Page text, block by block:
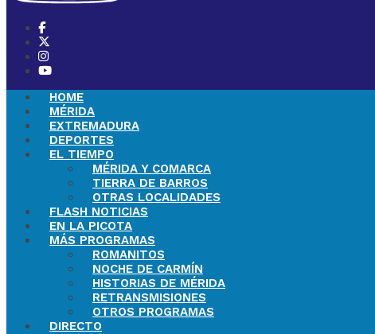
HOME
MÉRIDA
EXTREMADURA
DEPORTES
EL TIEMPO
MÉRIDA Y COMARCA
TIERRA DE BARROS
OTRAS LOCALIDADES
FLASH NOTICIAS
EN LA PICOTA
MÁS PROGRAMAS
ROMANITOS
NOCHE DE CARMÍN
HISTORIAS DE MÉRIDA
RETRANSMISIONES
OTROS PROGRAMAS
DIRECTO